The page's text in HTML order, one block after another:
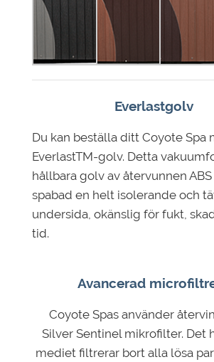
Everlastgolv
Du kan beställa ditt Coyote Spa
EverlastTM-golv. Detta
hållbara golv av återvunnen
spabad en helt isolerande och
undersida, okänslig för fukt,
tid.
Avancerad
Coyote Spas använder
Silver Sentinel mikrofilter. Det
mediet filtrerar bort alla lösa